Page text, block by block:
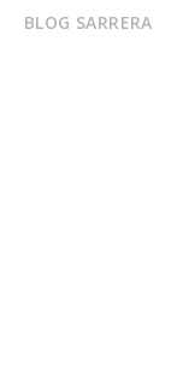
BLOG SARRERA